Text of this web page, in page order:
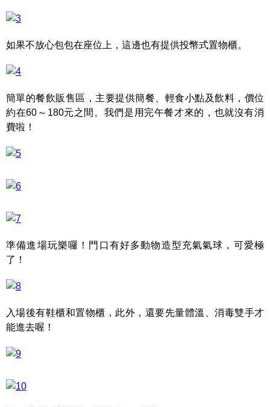
如果不放心包包在座位上，這邊也有提供投幣式置物櫃。
簡單的餐飲販售區，主要提供簡餐、輕食小點及飲料，價位
約在60～180元之間。我們是用完午餐才來的，也就沒有消
費啦！
準備進場玩樂囉！門口有好多動物造型充氣氣球，可愛極
了！
入場後有鞋櫃和置物櫃，此外，還要先量體溫、消毒雙手才
能進去喔！